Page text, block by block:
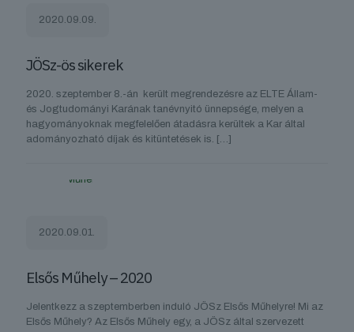
2020.09.09.
JÖSz-ös sikerek
2020. szeptember 8.-án került megrendezésre az ELTE Állam-
és Jogtudományi Karának tanévnyitó ünnepsége, melyen a
hagyományoknak megfelelően átadásra kerültek a Kar által
adományozható díjak és kitüntetések is. […]
2020.09.01.
Elsős Műhely – 2020
Jelentkezz a szeptemberben induló JÖSz Elsős Műhelyre! Mi az
Elsős Műhely? Az Elsős Műhely egy, a JÖSz által szervezett